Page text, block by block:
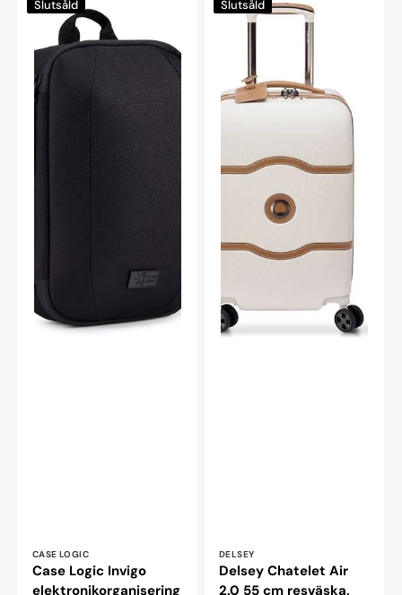
Logic
elektronikorganiseringsväska,
medium
Slutsåld
Leverantör:
CASE LOGIC
Case Logic Invigo
elektronikorganisering
Chatelet
resväska,
Slutsåld
Leverantör:
DELSEY
Delsey Chatelet Air
2.0 55 cm resväska,